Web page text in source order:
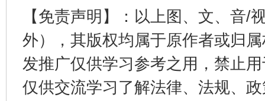
【免责声明】：以上图、文、音/
外），其版权均属于原作者或归
发推广仅供学习参考之用，禁止
仅供交流学习了解法律、法规、
受贿1.44亿！段成刚被判无期 从幼